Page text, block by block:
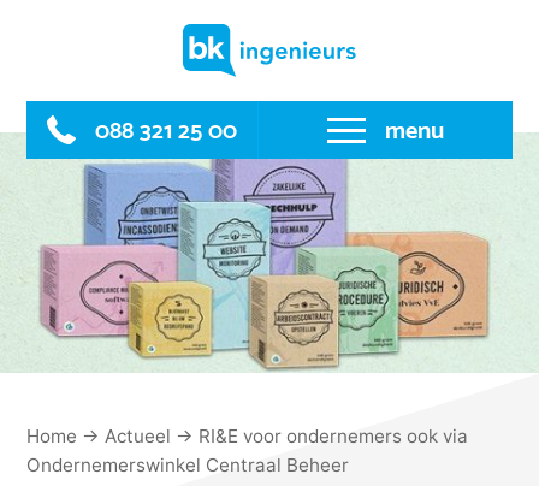
088 321 25 00 menu
Home →Actueel → RI&E voor ondernemers ook via
Ondernemerswinkel Centraal Beheer